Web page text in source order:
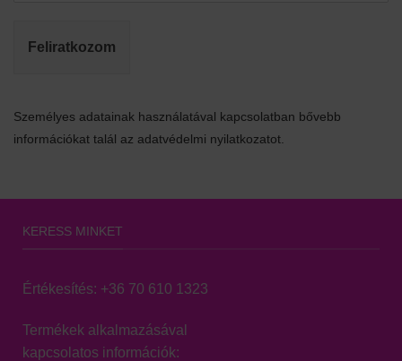
Feliratkozom
Személyes adatainak használatával kapcsolatban bővebb
információkat talál az adatvédelmi nyilatkozatot.
KERESS MINKET
Értékesítés: +36 70 610 1323
Termékek alkalmazásával
kapcsolatos információk: